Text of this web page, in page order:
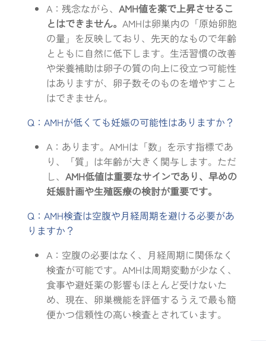
A：残念ながら、 AMH値を薬で上昇させるこ
とはできません。 AMHは卵巣内の「原始卵胞
の量」を反映しており、先天的なもので年齢
とともに自然に低下します。生活習慣の改善
や栄養補助は卵子の質の向上に役立つ可能性
はありますが、卵子数そのものを増やすこと
はできません。
Q：AMHが低くても妊娠の可能性はありますか？
A：あります。AMHは「数」を示す指標であ
り、「質」は年齢が大きく関与します。ただ
し、 AMH低値は重要なサインであり、早めの
妊娠計画や生殖医療の検討が重要です。
Q：AMH検査は空腹や月経周期を避ける必要があ
りますか？
A：空腹の必要はなく、月経周期に関係なく
検査が可能です。AMHは周期変動が少なく、
食事や避妊薬の影響もほとんど受けないた
め、現在、卵巣機能を評価するうえで最も簡
便かつ信頼性の高い検査とされています。